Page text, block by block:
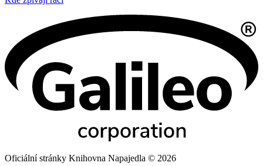
Oficiální stránky Knihovna Napajedla © 2026